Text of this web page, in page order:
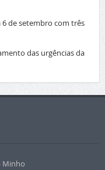
6 de setembro com três
das urgências da
Minho